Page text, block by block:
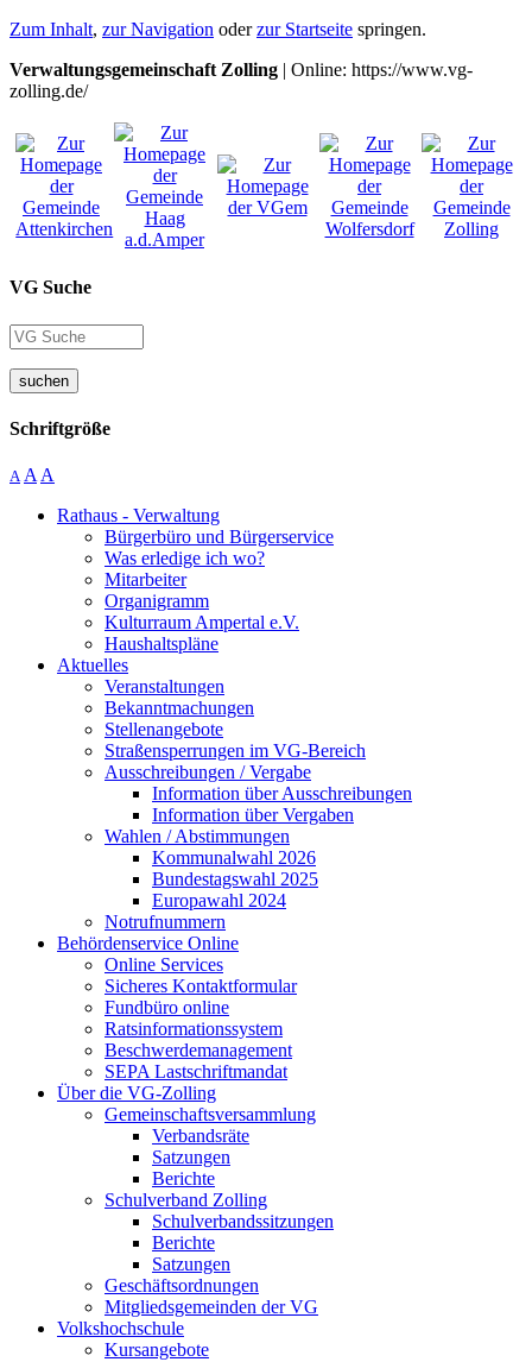
Zum Inhalt, zur Navigation oderzur Startseite springen.
Verwaltungsgemeinschaft Zolling | Online: https://www.vg-
zolling.de/
VG Suche
suchen
Schriftgröße
A A A
Rathaus - Verwaltung
Bürgerbüro und Bürgerservice
Was erledige ich wo?
Mitarbeiter
Organigramm
Kulturraum Ampertal e.V.
Haushaltspläne
Aktuelles
Veranstaltungen
Bekanntmachungen
Stellenangebote
Straßensperrungen im VG-Bereich
Ausschreibungen / Vergabe
Information über Ausschreibungen
Information über Vergaben
Wahlen / Abstimmungen
Kommunalwahl 2026
Bundestagswahl 2025
Europawahl 2024
Notrufnummern
Behördenservice Online
Online Services
Sicheres Kontaktformular
Fundbüro online
Ratsinformationssystem
Beschwerdemanagement
SEPA Lastschriftmandat
Über die VG-Zolling
Gemeinschaftsversammlung
Verbandsräte
Satzungen
Berichte
Schulverband Zolling
Schulverbandssitzungen
Berichte
Satzungen
Geschäftsordnungen
Mitgliedsgemeinden der VG
Volkshochschule
Kursangebote